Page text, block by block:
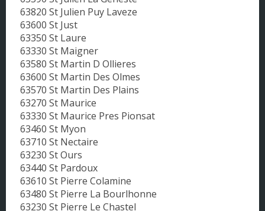
63820 St Julien Puy Laveze
63600 St Just
63350 St Laure
63330 St Maigner
63580 St Martin D Ollieres
63600 St Martin Des Olmes
63570 St Martin Des Plains
63270 St Maurice
63330 St Maurice Pres Pionsat
63460 St Myon
63710 St Nectaire
63230 St Ours
63440 St Pardoux
63610 St Pierre Colamine
63480 St Pierre La Bourlhonne
63230 St Pierre Le Chastel